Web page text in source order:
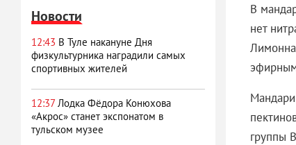
Новости
12:43 В Туле накануне Дня
физкультурника наградили самых
спортивных жителей
12:37 Лодка Фёдора Конюхова
«Акрос» станет экспонатом в
тульском музее
В
нет
группы